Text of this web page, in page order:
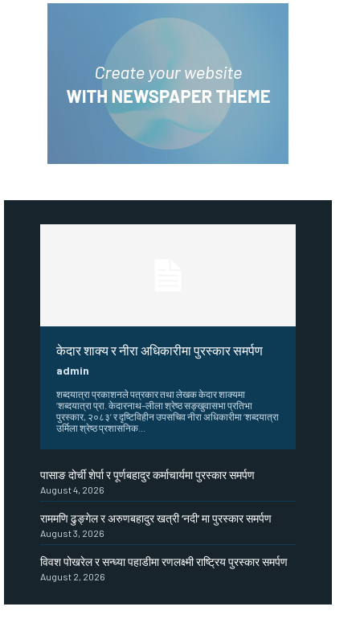
केदार शाक्य र नीरा अधिकारीमा पुरस्कार समर्पण
admin
शब्दयात्रा प्रकाशनले पत्रकार तथा लेखक केदार शाक्यमा
‘शब्दयात्रा प्रा. केदारनाथ–लीला श्रेष्ठ सङ्खुवासभा प्रतिभा
पुरस्कार, २०८३’ र दृष्टिविहीन उपसचिव नीरा अधिकारीमा ‘शब्दयात्रा
उर्मिला श्रेष्ठ प्रशासनिक...
पासाङ दोर्ची शेर्पा र पूर्णबहादुर कर्माचार्यमा पुरस्कार समर्पण
August 4, 2026
राममणि ढुङ्गेल र अरुणबहादुर खत्री ‘नदी’ मा पुरस्कार समर्पण
August 3, 2026
विवश पोखरेल र सन्ध्या पहाडीमा रणलक्ष्मी राष्ट्रिय पुरस्कार समर्पण
August 2, 2026